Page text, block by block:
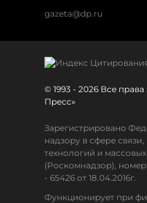
gazeta@dp.ru
© 1993 - 2026 Все
Пресс»
Зарегистрировано
надзору в сфере
технологий и
(Роскомнадзор),
- 65426 от 18.04.2016г.
Функционирует при